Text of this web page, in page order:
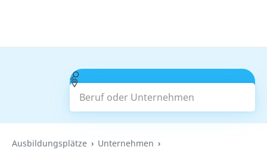
Beruf oder Unternehmen
Suchen
Ausbildungsplätze
Unternehmen